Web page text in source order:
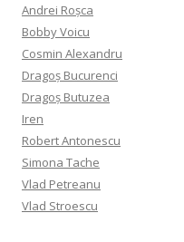
Andrei Roșca
Bobby Voicu
Cosmin Alexandru
Dragoș Bucurenci
Dragoș Butuzea
Iren
Robert Antonescu
Simona Tache
Vlad Petreanu
Vlad Stroescu